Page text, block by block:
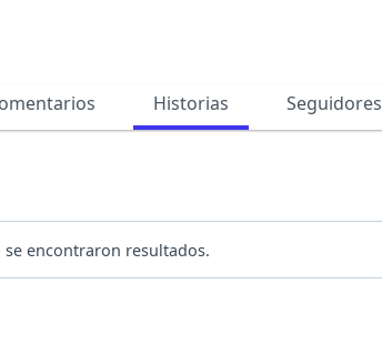
Historias Seguidores
se encontraron resultados.